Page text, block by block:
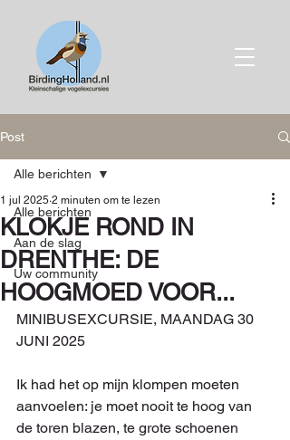
Post
Alle berichten
Aan de slag
Uw community
Alle berichten
KLOKJE ROND IN
DRENTHE: DE
HOOGMOED VOOR...
1 jul 2025 2 minuten om te lezen
MINIBUSEXCURSIE, MAANDAG 30
JUNI 2025
Ik had het op mijn klompen moeten
aanvoelen: je moet nooit te hoog van
de toren blazen, te grote schoenen